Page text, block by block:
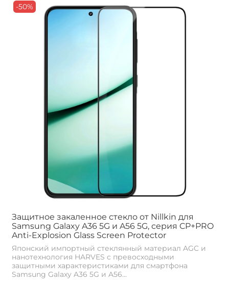
-50%
Защитное закаленное стекло от Nillkin для
Samsung Galaxy A36 5G и A56 5G, серия CP+PRO
Anti-Explosion Glass Screen Protector
Японский импортный стеклянный материал AGC и
нанотехнология HARVES с превосходными
защитными характеристиками для смартфона
Samsung Galaxy A36 5G и A56...